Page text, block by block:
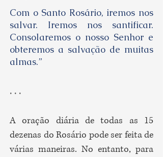
Com o Santo Rosário, iremos nos
salvar. Iremos nos santificar.
Consolaremos o nosso Senhor e
obteremos a salvação de muitas
almas.”
. . .
A oração diária de todas as 15
dezenas do Rosário pode ser feita de
várias maneiras. No entanto, para